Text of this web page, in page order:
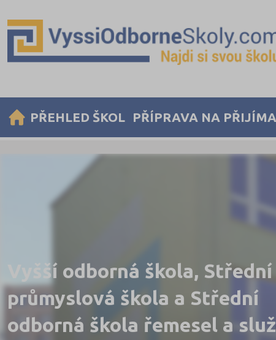
PŘEHLED ŠKOL PŘÍPRAVA NA
Vyšší odborná škola, Střední
průmyslová škola a Střední
odborná škola řemesel a